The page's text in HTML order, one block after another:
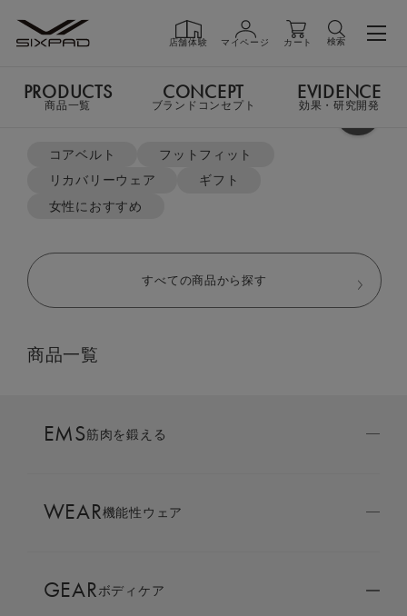
店舗体験 マイページ カート 検索
PRODUCTS商品一覧
GIFT ギフト
LIVE SHOPPING
AMBASSADOR
SIXPAD APP
COLUMN
よく検索されているキーワード
コアベルト
フットフィット
リカバリーウェア
ギフト
女性におすすめ
すべての商品から探す
商品一覧
EMS筋肉を鍛える
WEAR機能性ウェア
GEARボディケア
PRODUCTS
商品一覧
CONCEPT
ブランドコンセプト
EVIDENCE
効果・研究開発